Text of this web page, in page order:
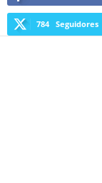
784 Seguidores